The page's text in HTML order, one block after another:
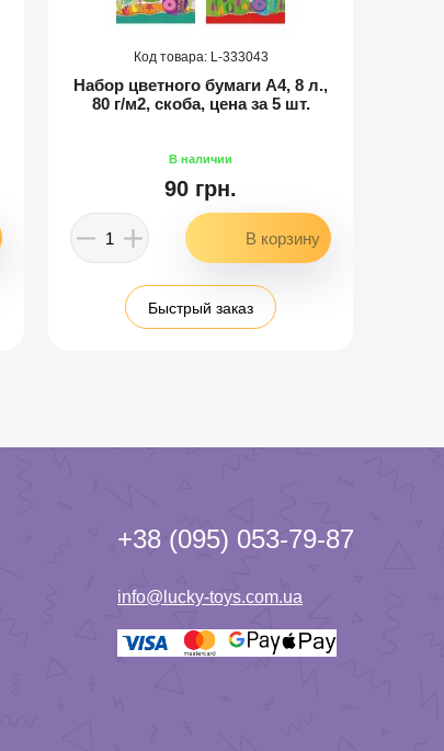
333043
Набор цветного бумаги А4, 8 л.,
80 г/м2, скоба, цена за 5 шт.
90 грн.
Быстрый заказ
+38 (095) 053-79-87
info@lucky-toys.com.ua